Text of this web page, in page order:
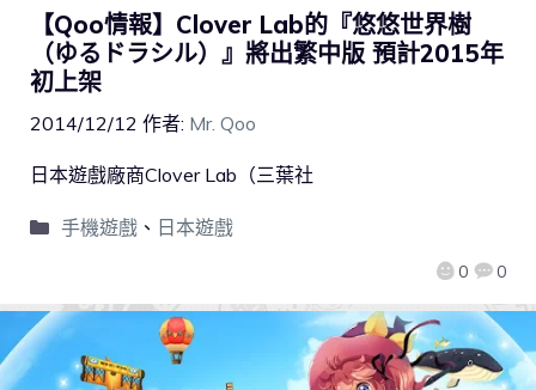
【Qoo情報】Clover Lab的『悠悠世界樹
（ゆるドラシル）』將出繁中版 預計2015年
初上架
2014/12/12 作者: Mr. Qoo
0 0
日本遊戲廠商Clover Lab（三葉社
手機遊戲、 日本遊戲